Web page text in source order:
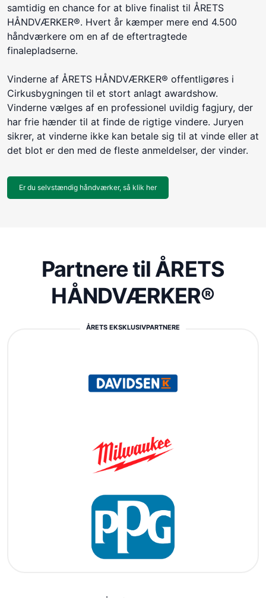
samtidig en chance for at blive finalist til ÅRETS
HÅNDVÆRKER®. Hvert år kæmper mere end 4.500
håndværkere om en af de eftertragtede
finalepladserne.
Vinderne af ÅRETS HÅNDVÆRKER® offentligøres i
Cirkusbygningen til et stort anlagt awardshow.
Vinderne vælges af en professionel uvildig fagjury, der
har frie hænder til at finde de rigtige vindere. Juryen
sikrer, at vinderne ikke kan betale sig til at vinde eller at
det blot er den med de fleste anmeldelser, der vinder.
Er du selvstændig håndværker, så klik her
Partnere til ÅRETS
HÅNDVÆRKER®
ÅRETS EKSKLUSIVPARTNERE